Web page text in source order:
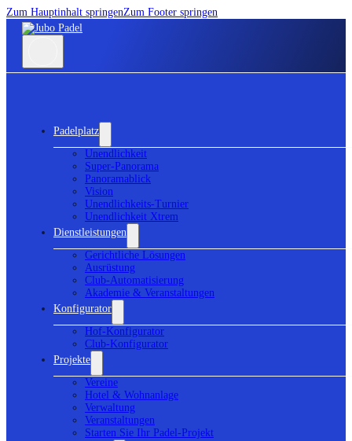
Zum Hauptinhalt springenZum Footer springen
Padelplatz
Unendlichkeit
Super-Panorama
Panoramablick
Vision
Unendlichkeits-Turnier
Unendlichkeit Xtrem
Dienstleistungen
Gerichtliche Lösungen
Ausrüstung
Club-Automatisierung
Akademie & Veranstaltungen
Konfigurator
Hof-Konfigurator
Club-Konfigurator
Projekte
Vereine
Hotel & Wohnanlage
Verwaltung
Veranstaltungen
Starten Sie Ihr Padel-Projekt